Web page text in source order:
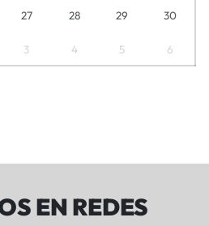
27 28 29 30
3 4 5 6
EN REDES